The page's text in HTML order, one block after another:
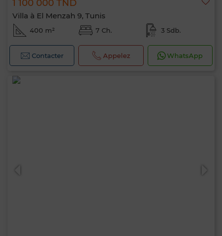
1 100 000 TND
Villa à El Menzah 9, Tunis
400 m² 7 Ch. 3 Sdb.
Contacter Appelez WhatsApp